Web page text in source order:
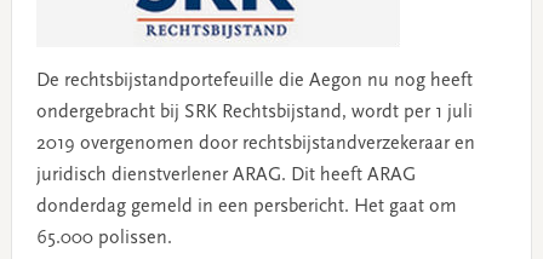
De rechtsbijstandportefeuille die Aegon nu nog heeft
ondergebracht bij SRK Rechtsbijstand, wordt per 1 juli
2019 overgenomen door rechtsbijstandverzekeraar en
juridisch dienstverlener ARAG. Dit heeft ARAG
donderdag gemeld in een persbericht. Het gaat om
65.000 polissen.